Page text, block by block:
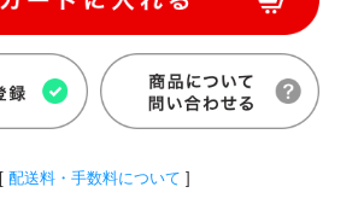
[ 配送料・手数料について ]